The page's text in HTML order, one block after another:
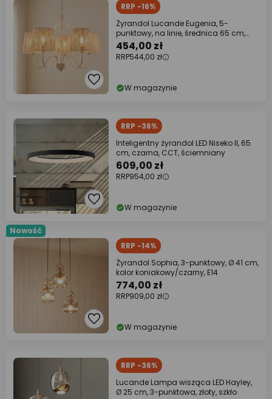
RRP -16%
Żyrandol Lucande Eugenia, 5-
punktowy, na linie, średnica 65 cm,
beżowy
454,00 zł
RRP544,00 zł
W magazynie
RRP -36%
Inteligentny żyrandol LED Niseko II, 65
cm, czarna, CCT, ściemniany
609,00 zł
RRP954,00 zł
W magazynie
Nowość
RRP -14%
Żyrandol Sophia, 3-punktowy, Ø 41 cm,
kolor koniakowy/czarny, E14
774,00 zł
RRP909,00 zł
W magazynie
RRP -36%
Lucande Lampa wisząca LED Hayley,
Ø 25 cm, 3-punktowa, złoty, szkło